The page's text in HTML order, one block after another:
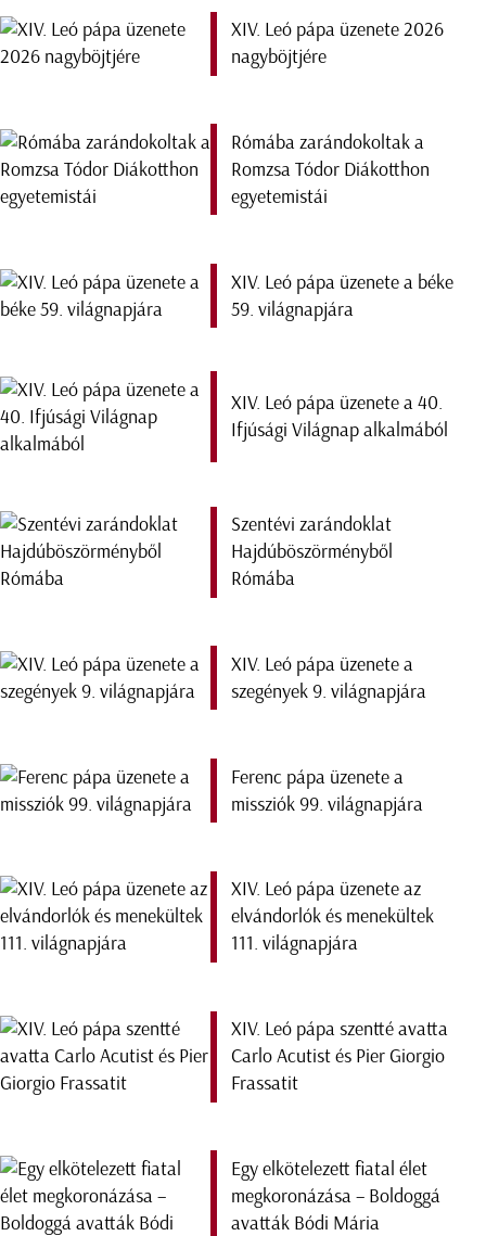
XIV. Leó pápa üzenete 2026
nagyböjtjére
Rómába zarándokoltak a
Romzsa Tódor Diákotthon
egyetemistái
XIV. Leó pápa üzenete a béke
59. világnapjára
XIV. Leó pápa üzenete a 40.
Ifjúsági Világnap alkalmából
Szentévi zarándoklat
Hajdúböszörményből
Rómába
XIV. Leó pápa üzenete a
szegények 9. világnapjára
Ferenc pápa üzenete a
missziók 99. világnapjára
XIV. Leó pápa üzenete az
elvándorlók és menekültek
111. világnapjára
XIV. Leó pápa szentté avatta
Carlo Acutist és Pier Giorgio
Frassatit
Egy elkötelezett fiatal élet
megkoronázása – Boldoggá
avatták Bódi Mária